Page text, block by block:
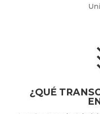
¿QUÉ